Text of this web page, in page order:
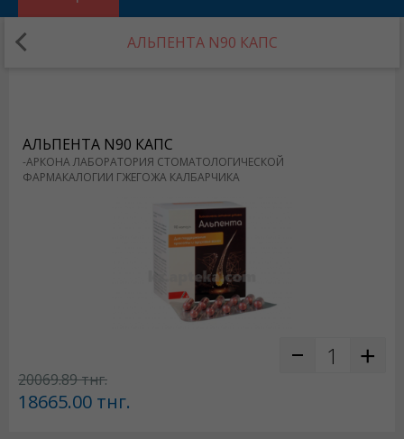
АЛЬПЕНТА N90 КАПС
АЛЬПЕНТА N90 КАПС
-АРКОНА ЛАБОРАТОРИЯ СТОМАТОЛОГИЧЕСКОЙ
ФАРМАКАЛОГИИ ГЖЕГОЖА КАЛБАРЧИКА
20069.89тнг.
18665.00 тнг.